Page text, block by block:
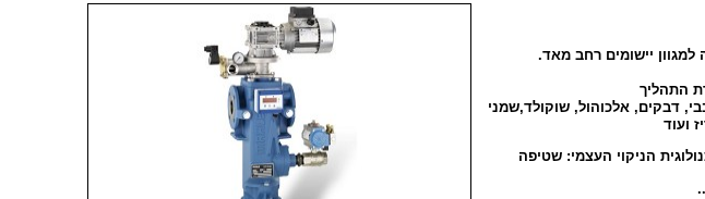
למגוון יישומים רחב מאד.
התהליך
דבקים, אלכוהול, שוקולד,שמני
גריז ועוד
הניקוי העצמי: שטיפה